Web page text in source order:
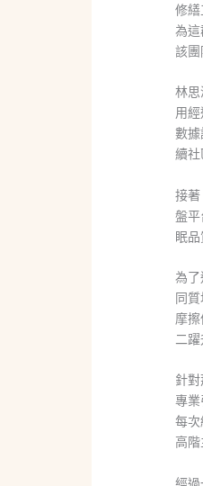
修
為
該
林
用
數
續社
接
盤
眠
為
同
摩
二
針
專
每
高階